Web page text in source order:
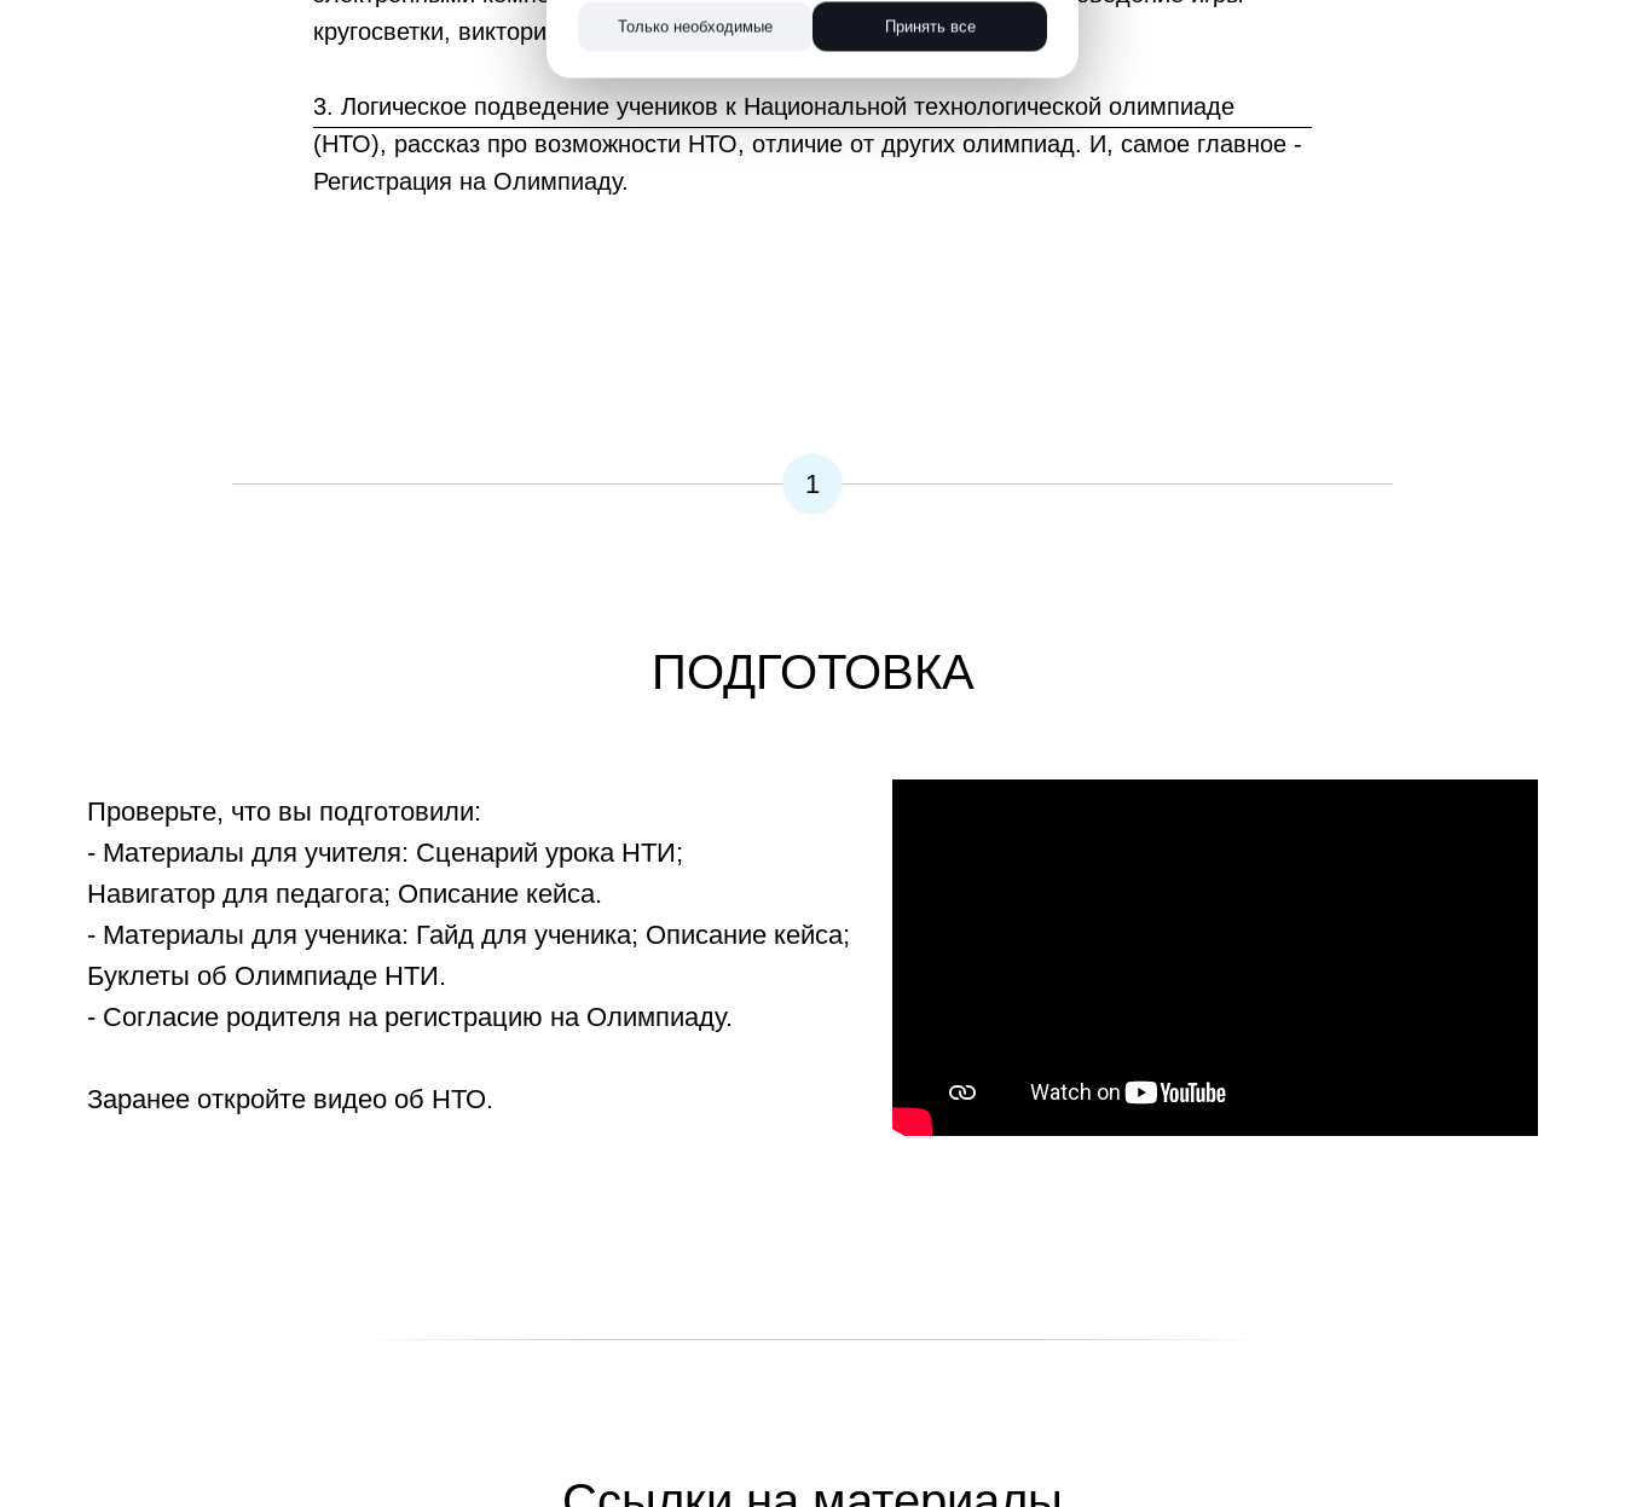
кругосветки, викторины и т.п. интерактивного мероприятия).
3. Логическое подведение учеников к Национальной технологической олимпиаде
(НТО), рассказ про возможности НТО, отличие от других олимпиад. И, самое главное -
Регистрация на Олимпиаду.
1
ПОДГОТОВКА
Проверьте, что вы подготовили:
- Материалы для учителя: Сценарий урока НТИ;
Навигатор для педагога; Описание кейса.
- Материалы для ученика: Гайд для ученика; Описание кейса;
Буклеты об Олимпиаде НТИ.
- Согласие родителя на регистрацию на Олимпиаду.
Заранее откройте видео об НТО.
Только необходимые Принять все